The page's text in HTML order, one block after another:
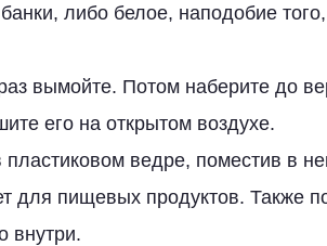
либо белое, наподобие
вымойте. Потом наберите до
его на открытом воздухе.
пластиковом ведре, поместив в
для пищевых продуктов. Также
внутри.